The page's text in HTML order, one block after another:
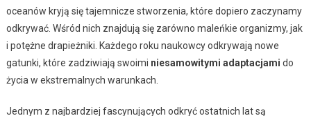
oceanów kryją się tajemnicze stworzenia, które dopiero zaczynamy
odkrywać. Wśród nich znajdują się zarówno maleńkie organizmy, jak
i potężne drapieżniki. Każdego roku naukowcy odkrywają nowe
gatunki, które zadziwiają swoimi niesamowitymi adaptacjami do
życia w ekstremalnych warunkach.
Jednym z najbardziej fascynujących odkryć ostatnich lat są